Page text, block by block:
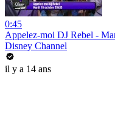
0:45
Appelez-moi DJ Rebel -
Disney Channel
il y a 14 ans